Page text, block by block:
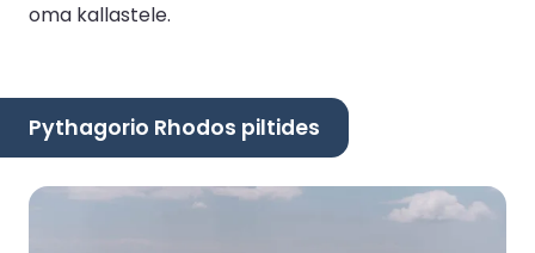
oma kallastele.
Pythagorio Rhodos piltides